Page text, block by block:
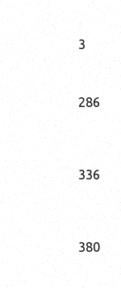
3
286
336
380